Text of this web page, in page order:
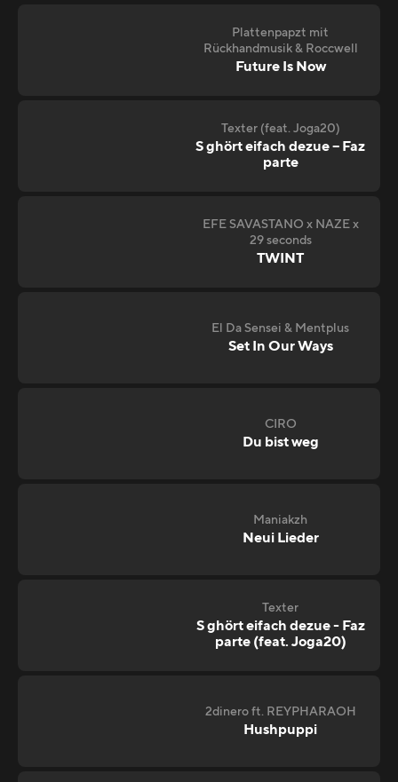
Plattenpapzt mit
Rückhandmusik & Roccwell
Future Is Now
Texter (feat. Joga20)
S ghört eifach dezue – Faz
parte
EFE SAVASTANO x NAZE x
29 seconds
TWINT
El Da Sensei & Mentplus
Set In Our Ways
CIRO
Du bist weg
Maniakzh
Neui Lieder
Texter
S ghört eifach dezue - Faz
parte (feat. Joga20)
2dinero ft. REYPHARAOH
Hushpuppi